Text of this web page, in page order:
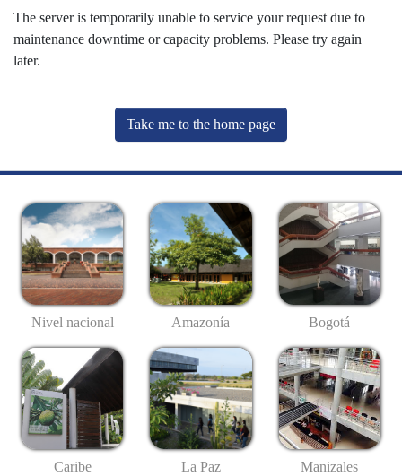
The server is temporarily unable to service your request due to
maintenance downtime or capacity problems. Please try again
later.
Take me to the home page
Nivel nacional Amazonía Bogotá
Caribe La Paz Manizales